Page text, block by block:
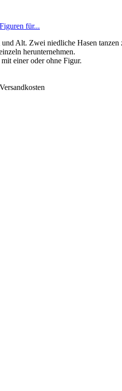
für...
Alt. Zwei niedliche Hasen tanzen
herunternehmen.
einer oder ohne Figur.